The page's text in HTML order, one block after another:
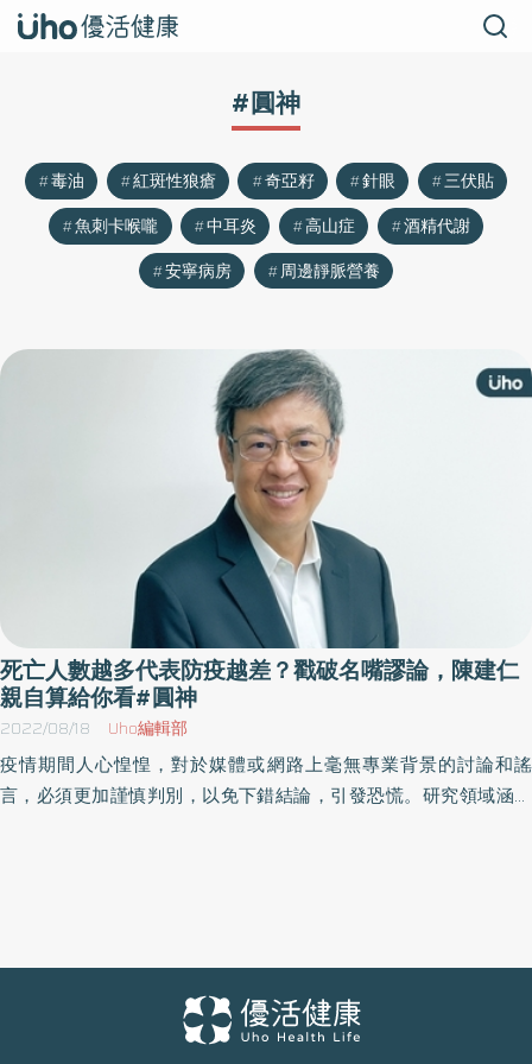
#圓神
毒油 紅斑性狼瘡 奇亞籽 針眼
三伏貼
魚刺卡喉嚨
中耳炎 高山症
酒精代謝
安寧病房
周邊靜脈營養
死亡人數越多代表防疫越差？戳破名嘴謬論，陳建仁
親自算給你看#圓神
2022/08/18 Uho編輯部
疫情期間人心惶惶，對於媒體或網路上毫無專業背景的討論和謠
言，必須更加謹慎判別，以免下錯結論，引發恐慌。研究領域涵括